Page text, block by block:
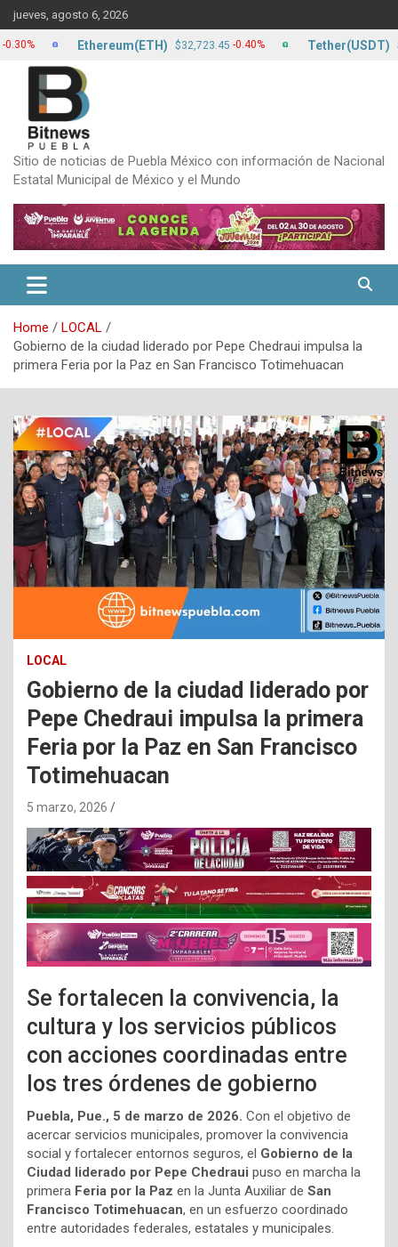
Skip
to
content
jueves, agosto 6, 2026
Sitio de noticias de Puebla México con información de Nacional
Estatal Municipal de México y el Mundo
Home
LOCAL
Gobierno de la ciudad liderado por Pepe Chedraui impulsa la
primera Feria por la Paz en San Francisco Totimehuacan
LOCAL
Gobierno de la ciudad liderado por
Pepe Chedraui impulsa la primera
Feria por la Paz en San Francisco
Totimehuacan
5 marzo, 2026
Se fortalecen la convivencia, la
cultura y los servicios públicos
con acciones coordinadas entre
los tres órdenes de gobierno
Puebla, Pue., 5 de marzo de 2026. Con el objetivo de
acercar servicios municipales, promover la convivencia
social y fortalecer entornos seguros, el Gobierno de la
Ciudad liderado por Pepe Chedraui puso en marcha la
primera Feria por la Paz en la Junta Auxiliar de San
Francisco Totimehuacan, en un esfuerzo coordinado
entre autoridades federales, estatales y municipales.
Ethereum(ETH) $32,723.45 -0.40% Tether(USDT) $17.20